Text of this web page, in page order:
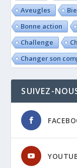
Aveugles
Bonne action
Challenge
Changer son
SUIVEZ-